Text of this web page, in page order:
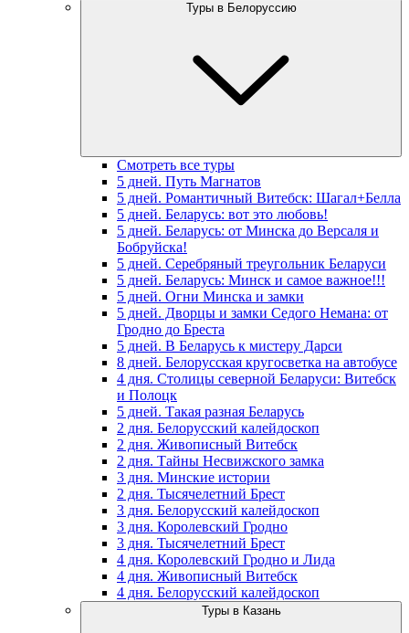
Туры в Белоруссию
Смотреть все туры
5 дней. Путь Магнатов
5 дней. Романтичный Витебск: Шагал+Белла
5 дней. Беларусь: вот это любовь!
5 дней. Беларусь: от Минска до Версаля и
Бобруйска!
5 дней. Серебряный треугольник Беларуси
5 дней. Беларусь: Минск и самое важное!!!
5 дней. Огни Минска и замки
5 дней. Дворцы и замки Седого Немана: от
Гродно до Бреста
5 дней. В Беларусь к мистеру Дарси
8 дней. Белорусская кругосветка на автобусе
4 дня. Столицы северной Беларуси: Витебск
и Полоцк
5 дней. Такая разная Беларусь
2 дня. Белорусский калейдоскоп
2 дня. Живописный Витебск
2 дня. Тайны Несвижского замка
3 дня. Минские истории
2 дня. Тысячелетний Брест
3 дня. Белорусский калейдоскоп
3 дня. Королевский Гродно
3 дня. Тысячелетний Брест
4 дня. Королевский Гродно и Лида
4 дня. Живописный Витебск
4 дня. Белорусский калейдоскоп
Туры в Казань